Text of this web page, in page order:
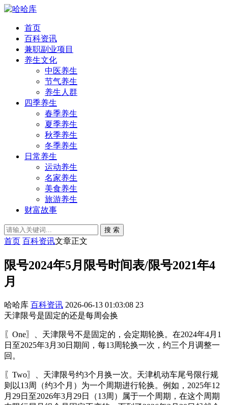
首页
百科资讯
兼职副业项目
养生文化
中医养生
节气养生
养生人群
四季养生
春季养生
夏季养生
秋季养生
冬季养生
日常养生
运动养生
名家养生
美食养生
旅游养生
财富故事
搜 索
首页 百科资讯文章正文
限号2024年5月限号时间表/限号2021年4
月
哈哈库 百科资讯 2026-06-13 01:03:08 23
天津限号是固定的还是每周会换
〖One〗、天津限号不是固定的，会定期轮换。在2024年4月1
日至2025年3月30日期间，每13周轮换一次，约三个月调整一
回。
〖Two〗、天津限号约3个月换一次。天津机动车尾号限行规
则以13周（约3个月）为一个周期进行轮换。例如，2025年12
月29日至2026年3月29日（13周）属于一个周期，在这个周期